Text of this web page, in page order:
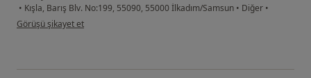
• Kışla, Barış Blv. No:199, 55090, 55000 İlkadım/Samsun • Diğer •
kullanıcının görüşüne göre mu...m
Görüşü şikayet et